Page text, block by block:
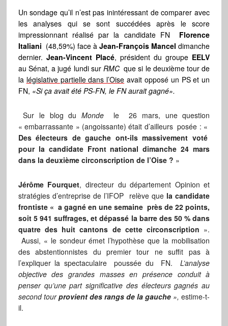
Un sondage qu’il n’est pas inintéressant de comparer avec
les analyses qui se sont succédées après le score
impressionnant réalisé par la candidate FN Florence
Italiani (48,59%) face à Jean-François Mancel dimanche
dernier. Jean-Vincent Placé, président du groupe EELV
au Sénat, a jugé lundi surRMCque si le deuxième tour de
la législative partielle dans l’Oise avait opposé un PS et un
FN, «Si ça avait été PS-FN, le FN aurait gagné».
Sur le blog du Monde
le 26 mars, une question
« embarrassante » (angoissante) était d’ailleurs posée : «
Des électeurs de gauche ont-ils massivement voté
pour la candidate Front national dimanche 24 mars
dans la deuxième circonscription de l’Oise ? »
Jérôme Fourquet, directeur du département Opinion et
stratégies d’entreprise de l’IFOP relève quela candidate
frontiste « a gagné en une semaine près de 22 points,
soit 5 941 suffrages, et dépassé la barre des 50 % dans
quatre des huit cantons de cette circonscription ».
Aussi, « le sondeur émet l’hypothèse que la mobilisation
des abstentionnistes du premier tour ne suffit pas à
l’expliquer la spectaculaire poussée du FN.
L’analyse
objective des grandes masses en présence conduit à
penser qu’une part significative des électeurs gagnés au
second tourprovient des rangs de la gauche », estime-t-
il.